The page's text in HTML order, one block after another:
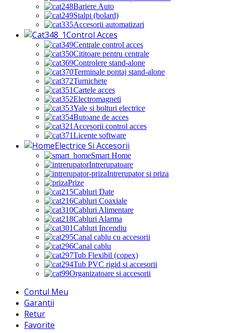
Bariere Auto
Stalpi (bolard)
Accesorii automatizari
Control Acces
Centrale control acces
Cititoare pentru centrale
Controlere stand-alone
Terminale pontaj stand-alone
Turnichete
Cartele acces
Electromagneti
Yale si bolturi electrice
Butoane de acces
Accesorii control acces
Licente software
Electrice Si Accesorii
Smart Home
Intrerupatoare
Intrerupator si priza
Prize
Cabluri Date
Cabluri Coaxiale
Cabluri Alimentare
Cabluri Alarma
Cabluri Incendiu
Canal cablu cu accesorii
Canal cablu
Tub Flexibil (copex)
Tub PVC rigid si accesorii
Organizatoare si accesorii
Contul Meu
Garantii
Retur
Favorite